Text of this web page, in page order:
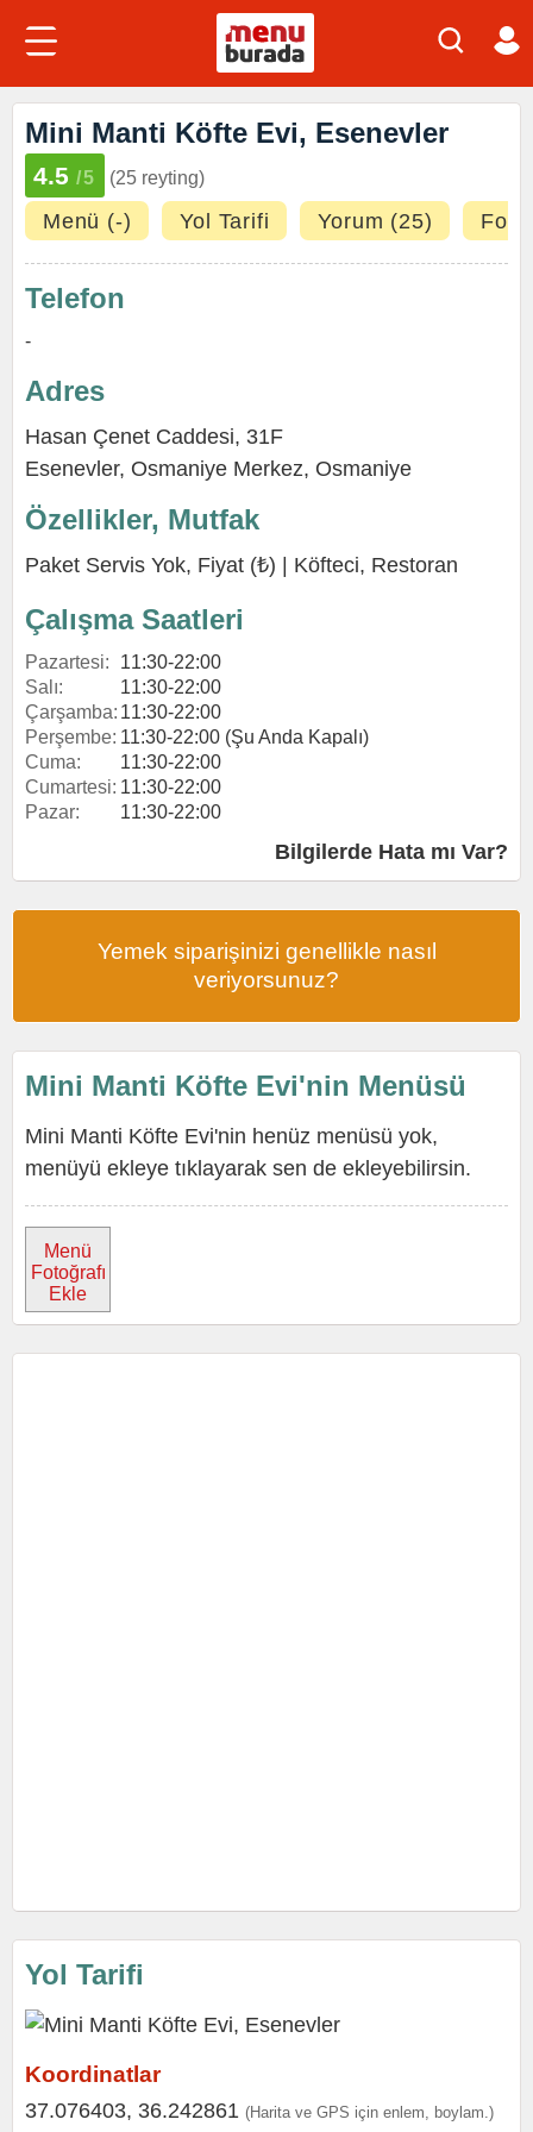
Mini Manti Köfte Evi, Esenevler
4.5 /5 (25 reyting)
Menü (-) Yol Tarifi Yorum (25)
Telefon
-
Adres
Hasan Çenet Caddesi, 31F
Esenevler, Osmaniye Merkez, Osmaniye
Özellikler, Mutfak
Paket Servis Yok, Fiyat (₺) | Köfteci, Restoran
Çalışma Saatleri
Pazartesi:
11:30-22:00
Salı:
11:30-22:00
Çarşamba: 11:30-22:00
Perşembe: 11:30-22:00 (Şu Anda Kapalı)
Cuma:
11:30-22:00
Cumartesi: 11:30-22:00
Pazar:
11:30-22:00
Bilgilerde Hata mı Var?
Yemek siparişinizi genellikle nasıl
veriyorsunuz?
Mini Manti Köfte Evi'nin Menüsü
Mini Manti Köfte Evi'nin henüz menüsü yok,
menüyü ekleye tıklayarak sen de ekleyebilirsin.
Menü
Fotoğrafı
Ekle
Yol Tarifi
Koordinatlar
37.076403, 36.242861 (Harita ve GPS için enlem, boylam.)